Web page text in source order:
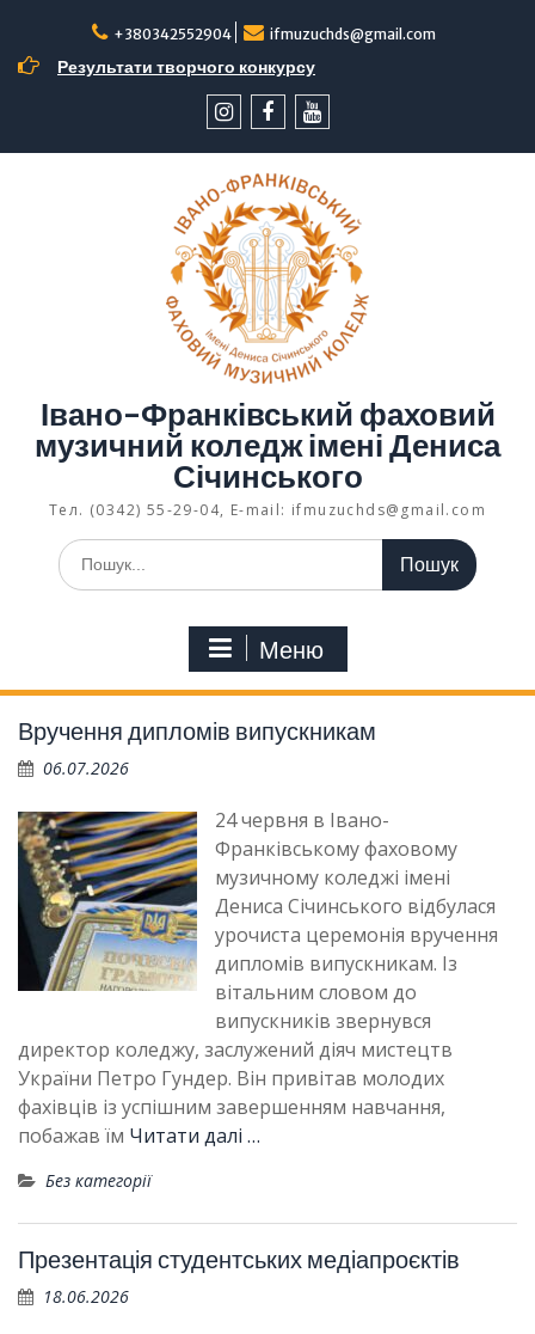
вмісту
+380342552904 ifmuzuchds@gmail.com
Результати творчого конкурсу
Івано-Франківський фаховий
музичний коледж імені Дениса
Січинського
Тел. (0342) 55-29-04, E-mail: ifmuzuchds@gmail.com
Шукати:
Меню
Вручення дипломів випускникам
06.07.2026
24 червня в Івано-
Франківському фаховому
музичному коледжі імені
Дениса Січинського відбулася
урочиста церемонія вручення
дипломів випускникам. Із
вітальним словом до
випускників звернувся
директор коледжу, заслужений діяч мистецтв
України Петро Гундер. Він привітав молодих
фахівців із успішним завершенням навчання,
побажав їм Читати далі …
Без категорії
Презентація студентських медіапроєктів
18.06.2026